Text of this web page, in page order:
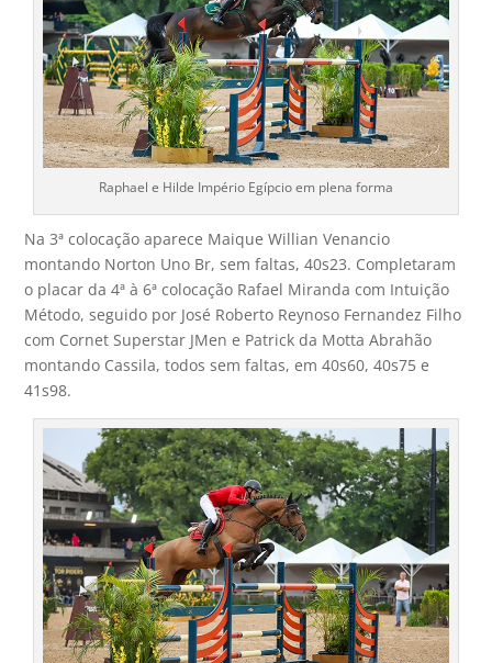
Raphael e Hilde Império Egípcio em plena forma
Na 3ª colocação aparece Maique Willian Venancio
montando Norton Uno Br, sem faltas, 40s23. Completaram
o placar da 4ª à 6ª colocação Rafael Miranda com Intuição
Método, seguido por José Roberto Reynoso Fernandez Filho
com Cornet Superstar JMen e Patrick da Motta Abrahão
montando Cassila, todos sem faltas, em 40s60, 40s75 e
41s98.